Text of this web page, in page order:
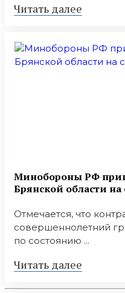
Читать далее
Минобoроны РФ
Брянской области на
Отмечается, что
совершеннолетний
по состоянию ...
Читать далее